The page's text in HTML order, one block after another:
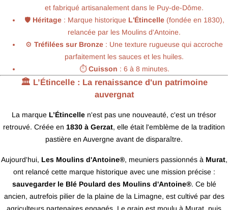
et fabriqué artisanalement dans le Puy-de-Dôme.
🛡️ Héritage: Marque historique L'Étincelle(fondée en 1830),
relancée par les Moulins d'Antoine.
⚙️ Tréfilées sur Bronze : Une texture rugueuse qui accroche
parfaitement les sauces et les huiles.
⏱️Cuisson : 6 à 8 minutes.
🏛️ L’Étincelle : La renaissance d'un patrimoine
auvergnat
La marque L’Étincelle n'est pas une nouveauté, c'est un trésor
retrouvé. Créée en 1830 à Gerzat, elle était l'emblème de la tradition
pastière en Auvergne avant de disparaître.
Aujourd'hui, Les Moulins d'Antoine®, meuniers passionnés à Murat,
ont relancé cette marque historique avec une mission précise :
sauvegarder le Blé Poulard des Moulins d'Antoine®. Ce blé
ancien, autrefois pilier de la plaine de la Limagne, est cultivé par des